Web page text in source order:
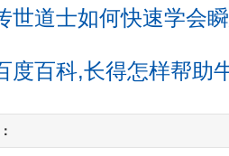
世道士如何快速学会
度百科,长得怎样帮助